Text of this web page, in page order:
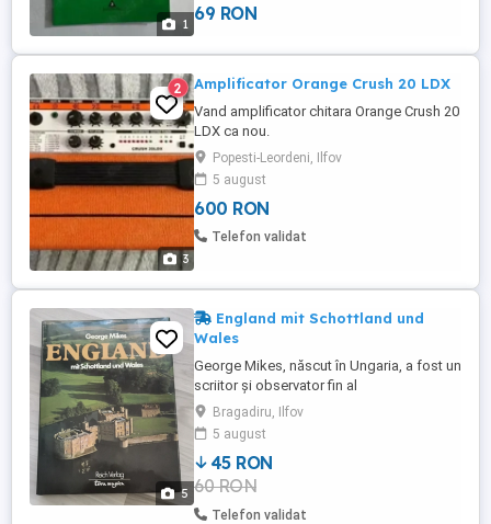
1 69 RON
3
2 Amplificator Orange Crush 20 LDX
Vand amplificator chitara Orange Crush 20
LDX ca nou.
Popesti-Leordeni, Ilfov
5 august
600 RON
Telefon validat
5
England mit Schottland und
Wales
George Mikes, născut în Ungaria, a fost un
scriitor și observator fin al
comportamentului britanic, în special al
diferențelor culturale între Anglia, Scoția și
Țara Galilor. El a emigrat în Marea Britanie
în 1938 și a devenit cunoscut pentru
comentariile sale despre cultura britanică,
uneori incluzând ...
Bragadiru, Ilfov
5 august
45 RON
60 RON
Telefon validat